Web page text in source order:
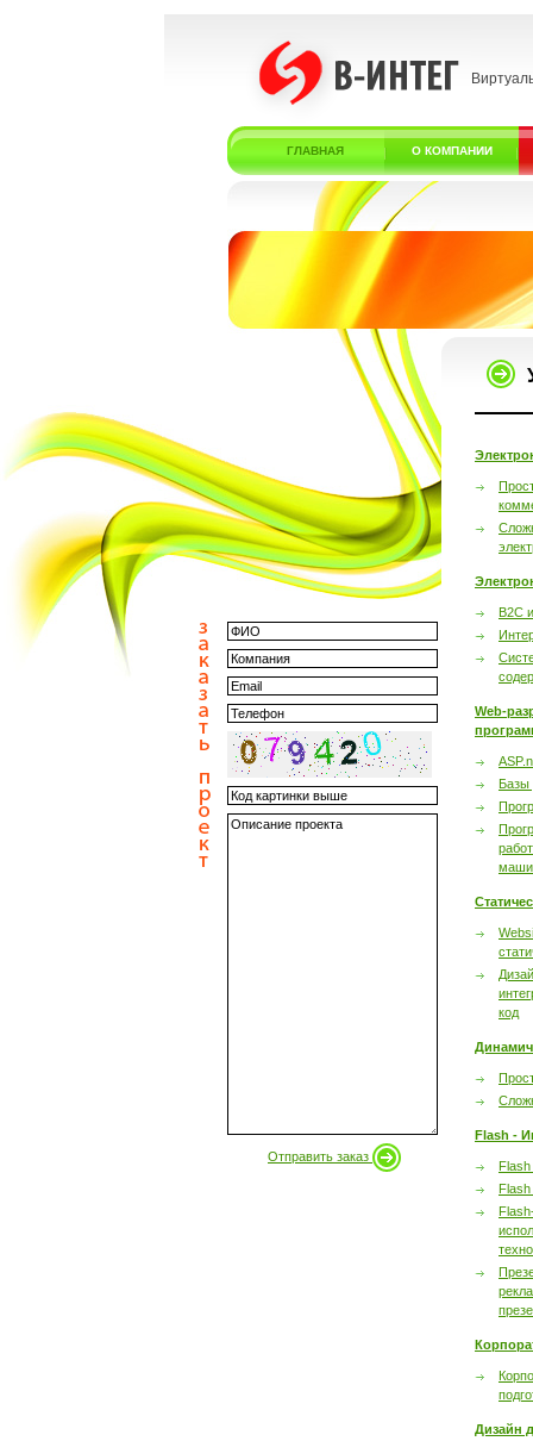
ГЛАВНАЯ О КОМПАНИИ
Отправить заказ
B2C
Web-
Базы
код
Flash -
Flash
Дизайн